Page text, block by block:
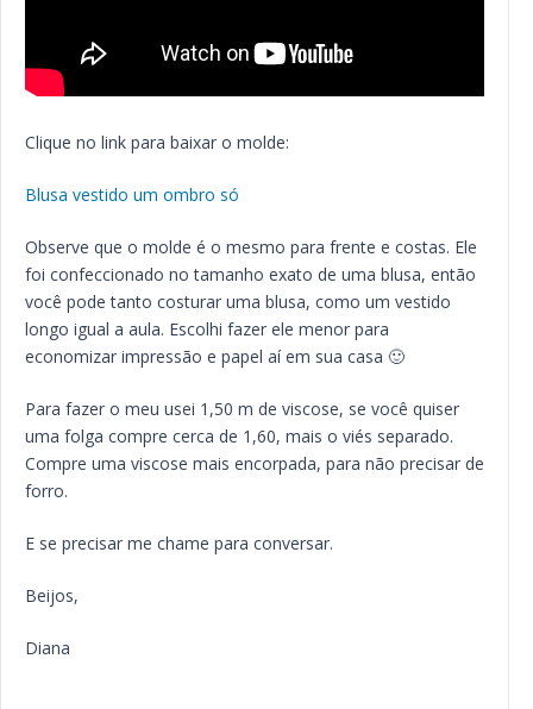
Clique no link para baixar o molde:
Blusa vestido um ombro só
Observe que o molde é o mesmo para frente e costas. Ele
foi confeccionado no tamanho exato de uma blusa, então
você pode tanto costurar uma blusa, como um vestido
longo igual a aula. Escolhi fazer ele menor para
economizar impressão e papel aí em sua casa 🙂
Para fazer o meu usei 1,50 m de viscose, se você quiser
uma folga compre cerca de 1,60, mais o viés separado.
Compre uma viscose mais encorpada, para não precisar de
forro.
E se precisar me chame para conversar.
Beijos,
Diana